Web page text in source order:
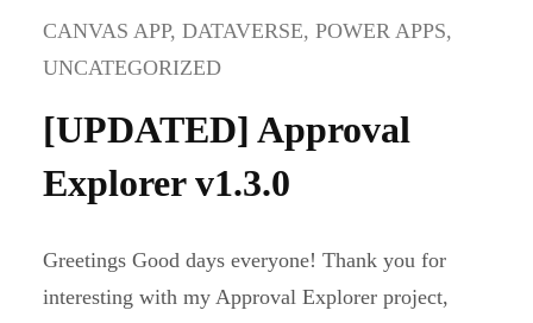
CANVAS APP, DATAVERSE, POWER APPS
UNCATEGORIZED
[UPDATED] Approval
Explorer v1.3.0
Greetings Good days everyone! Thank you for
interesting with my Approval Explorer project,